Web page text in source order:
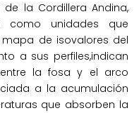
la Cordillera Andina,
como unidades que
de isovalores del
a sus perfiles,indican
la fosa y el arco
a la acumulación
que absorben la